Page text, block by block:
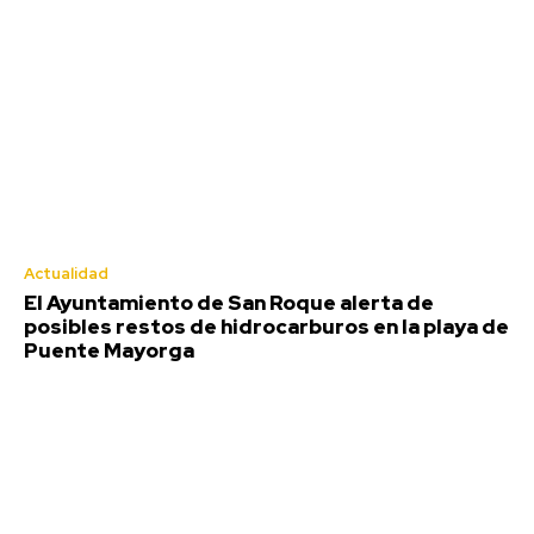
Actualidad
El Ayuntamiento de San Roque alerta de
posibles restos de hidrocarburos en la playa de
Puente Mayorga